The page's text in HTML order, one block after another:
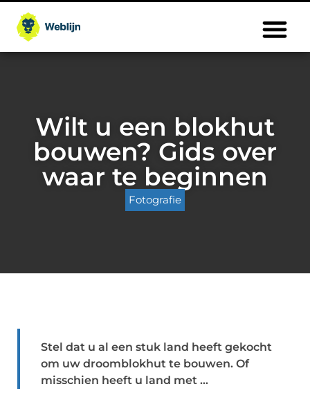
Wilt u een blokhut
bouwen? Gids over
waar te beginnen
Fotografie
Stel dat u al een stuk land heeft gekocht
om uw droomblokhut te bouwen. Of
misschien heeft u land met ...